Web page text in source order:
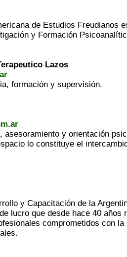
de Estudios Freudianos
y Formación
Lazos
formación y supervisión.
asesoramiento y orientación
lo constituye el
y Capacitación de la
lucro que desde hace 40 años
comprometidos con la